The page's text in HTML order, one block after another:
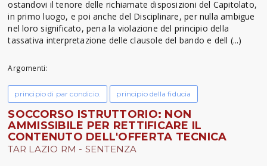
ostandovi il tenore delle richiamate disposizioni del Capitolato,
in primo luogo, e poi anche del Disciplinare, per nulla ambigue
nel loro significato, pena la violazione del principio della
tassativa interpretazione delle clausole del bando e dell (...)
Argomenti:
principio di par condicio. principio della fiducia
SOCCORSO ISTRUTTORIO: NON
AMMISSIBILE PER RETTIFICARE IL
CONTENUTO DELL'OFFERTA TECNICA
TAR LAZIO RM - SENTENZA